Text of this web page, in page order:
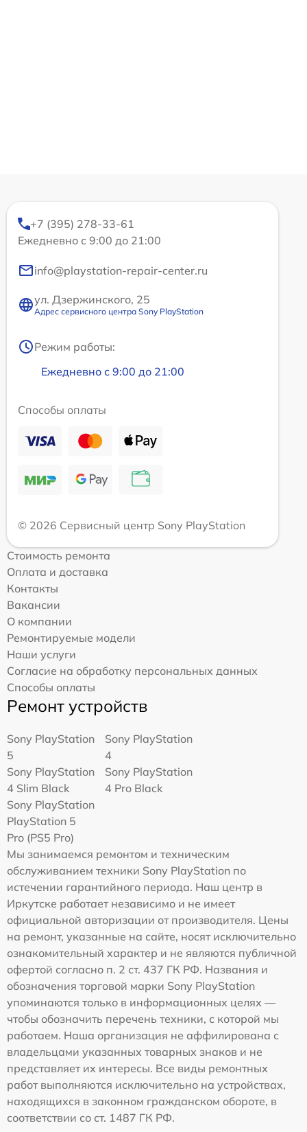
+7 (395) 278-33-61
Ежедневно с 9:00 до 21:00
info@playstation-repair-center.ru
ул. Дзержинского, 25
Адрес сервисного центра Sony PlayStation
Режим работы:
Ежедневно с 9:00 до 21:00
Способы оплаты
© 2026 Сервисный центр Sony PlayStation
Стоимость ремонта
Оплата и доставка
Контакты
Вакансии
О компании
Ремонтируемые модели
Наши услуги
Согласие на обработку персональных данных
Способы оплаты
Ремонт устройств
Sony PlayStation
5
Sony PlayStation
4
Sony PlayStation
4 Slim Black
Sony PlayStation
4 Pro Black
Sony PlayStation
PlayStation 5
Pro (PS5 Pro)
Мы занимаемся ремонтом и техническим
обслуживанием техники Sony PlayStation по
истечении гарантийного периода. Наш центр в
Иркутске работает независимо и не имеет
официальной авторизации от производителя. Цены
на ремонт, указанные на сайте, носят исключительно
ознакомительный характер и не являются публичной
офертой согласно п. 2 ст. 437 ГК РФ. Названия и
обозначения торговой марки Sony PlayStation
упоминаются только в информационных целях —
чтобы обозначить перечень техники, с которой мы
работаем. Наша организация не аффилирована с
владельцами указанных товарных знаков и не
представляет их интересы. Все виды ремонтных
работ выполняются исключительно на устройствах,
находящихся в законном гражданском обороте, в
соответствии со ст. 1487 ГК РФ.